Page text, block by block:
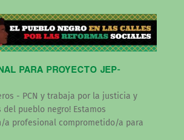
PARA PROYECTO JEP-
- PCN y trabaja por la justicia y
del pueblo negro! Estamos
a profesional comprometido/a para